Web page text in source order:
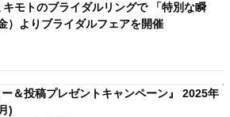
モトのブライダルリングで 「特別な瞬
よりブライダルフェアを開催
＆投稿プレゼントキャンペーン』 2025年
)